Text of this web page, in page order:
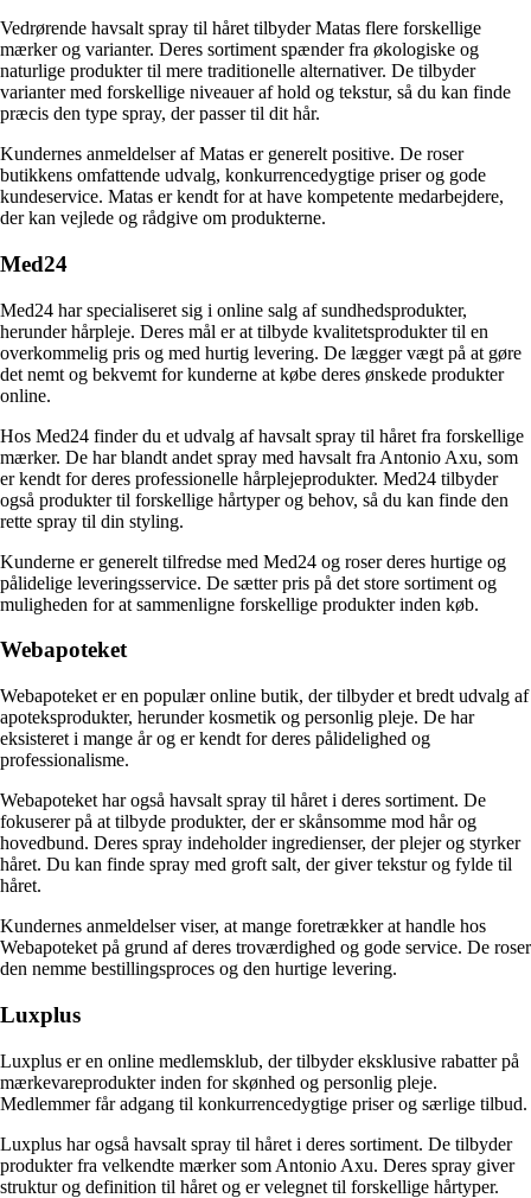
Vedrørende havsalt spray til håret tilbyder Matas flere forskellige
mærker og varianter. Deres sortiment spænder fra økologiske og
naturlige produkter til mere traditionelle alternativer. De tilbyder
varianter med forskellige niveauer af hold og tekstur, så du kan finde
præcis den type spray, der passer til dit hår.
Kundernes anmeldelser af Matas er generelt positive. De roser
butikkens omfattende udvalg, konkurrencedygtige priser og gode
kundeservice. Matas er kendt for at have kompetente medarbejdere,
der kan vejlede og rådgive om produkterne.
Med24
Med24 har specialiseret sig i online salg af sundhedsprodukter,
herunder hårpleje. Deres mål er at tilbyde kvalitetsprodukter til en
overkommelig pris og med hurtig levering. De lægger vægt på at gøre
det nemt og bekvemt for kunderne at købe deres ønskede produkter
online.
Hos Med24 finder du et udvalg af havsalt spray til håret fra forskellige
mærker. De har blandt andet spray med havsalt fra Antonio Axu, som
er kendt for deres professionelle hårplejeprodukter. Med24 tilbyder
også produkter til forskellige hårtyper og behov, så du kan finde den
rette spray til din styling.
Kunderne er generelt tilfredse med Med24 og roser deres hurtige og
pålidelige leveringsservice. De sætter pris på det store sortiment og
muligheden for at sammenligne forskellige produkter inden køb.
Webapoteket
Webapoteket er en populær online butik, der tilbyder et bredt udvalg af
apoteksprodukter, herunder kosmetik og personlig pleje. De har
eksisteret i mange år og er kendt for deres pålidelighed og
professionalisme.
Webapoteket har også havsalt spray til håret i deres sortiment. De
fokuserer på at tilbyde produkter, der er skånsomme mod hår og
hovedbund. Deres spray indeholder ingredienser, der plejer og styrker
håret. Du kan finde spray med groft salt, der giver tekstur og fylde til
håret.
Kundernes anmeldelser viser, at mange foretrækker at handle hos
Webapoteket på grund af deres troværdighed og gode service. De roser
den nemme bestillingsproces og den hurtige levering.
Luxplus
Luxplus er en online medlemsklub, der tilbyder eksklusive rabatter på
mærkevareprodukter inden for skønhed og personlig pleje.
Medlemmer får adgang til konkurrencedygtige priser og særlige tilbud.
Luxplus har også havsalt spray til håret i deres sortiment. De tilbyder
produkter fra velkendte mærker som Antonio Axu. Deres spray giver
struktur og definition til håret og er velegnet til forskellige hårtyper.